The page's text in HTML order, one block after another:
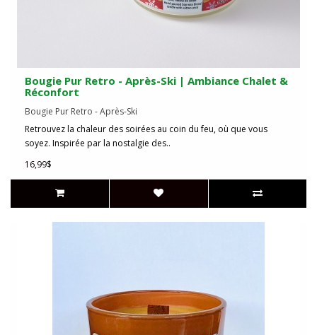
Bougie Pur Retro - Après-Ski | Ambiance Chalet &
Réconfort
Bougie Pur Retro - Après-Ski
Retrouvez la chaleur des soirées au coin du feu, où que vous
soyez. Inspirée par la nostalgie des..
16,99$